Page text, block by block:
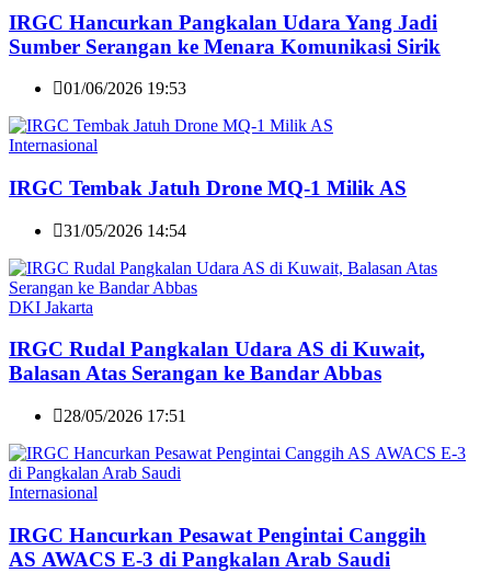
IRGC Hancurkan Pangkalan Udara Yang Jadi
Sumber Serangan ke Menara Komunikasi Sirik
01/06/2026 19:53
Internasional
IRGC Tembak Jatuh Drone MQ-1 Milik AS
31/05/2026 14:54
DKI Jakarta
IRGC Rudal Pangkalan Udara AS di Kuwait,
Balasan Atas Serangan ke Bandar Abbas
28/05/2026 17:51
Internasional
IRGC Hancurkan Pesawat Pengintai Canggih
AS AWACS E-3 di Pangkalan Arab Saudi